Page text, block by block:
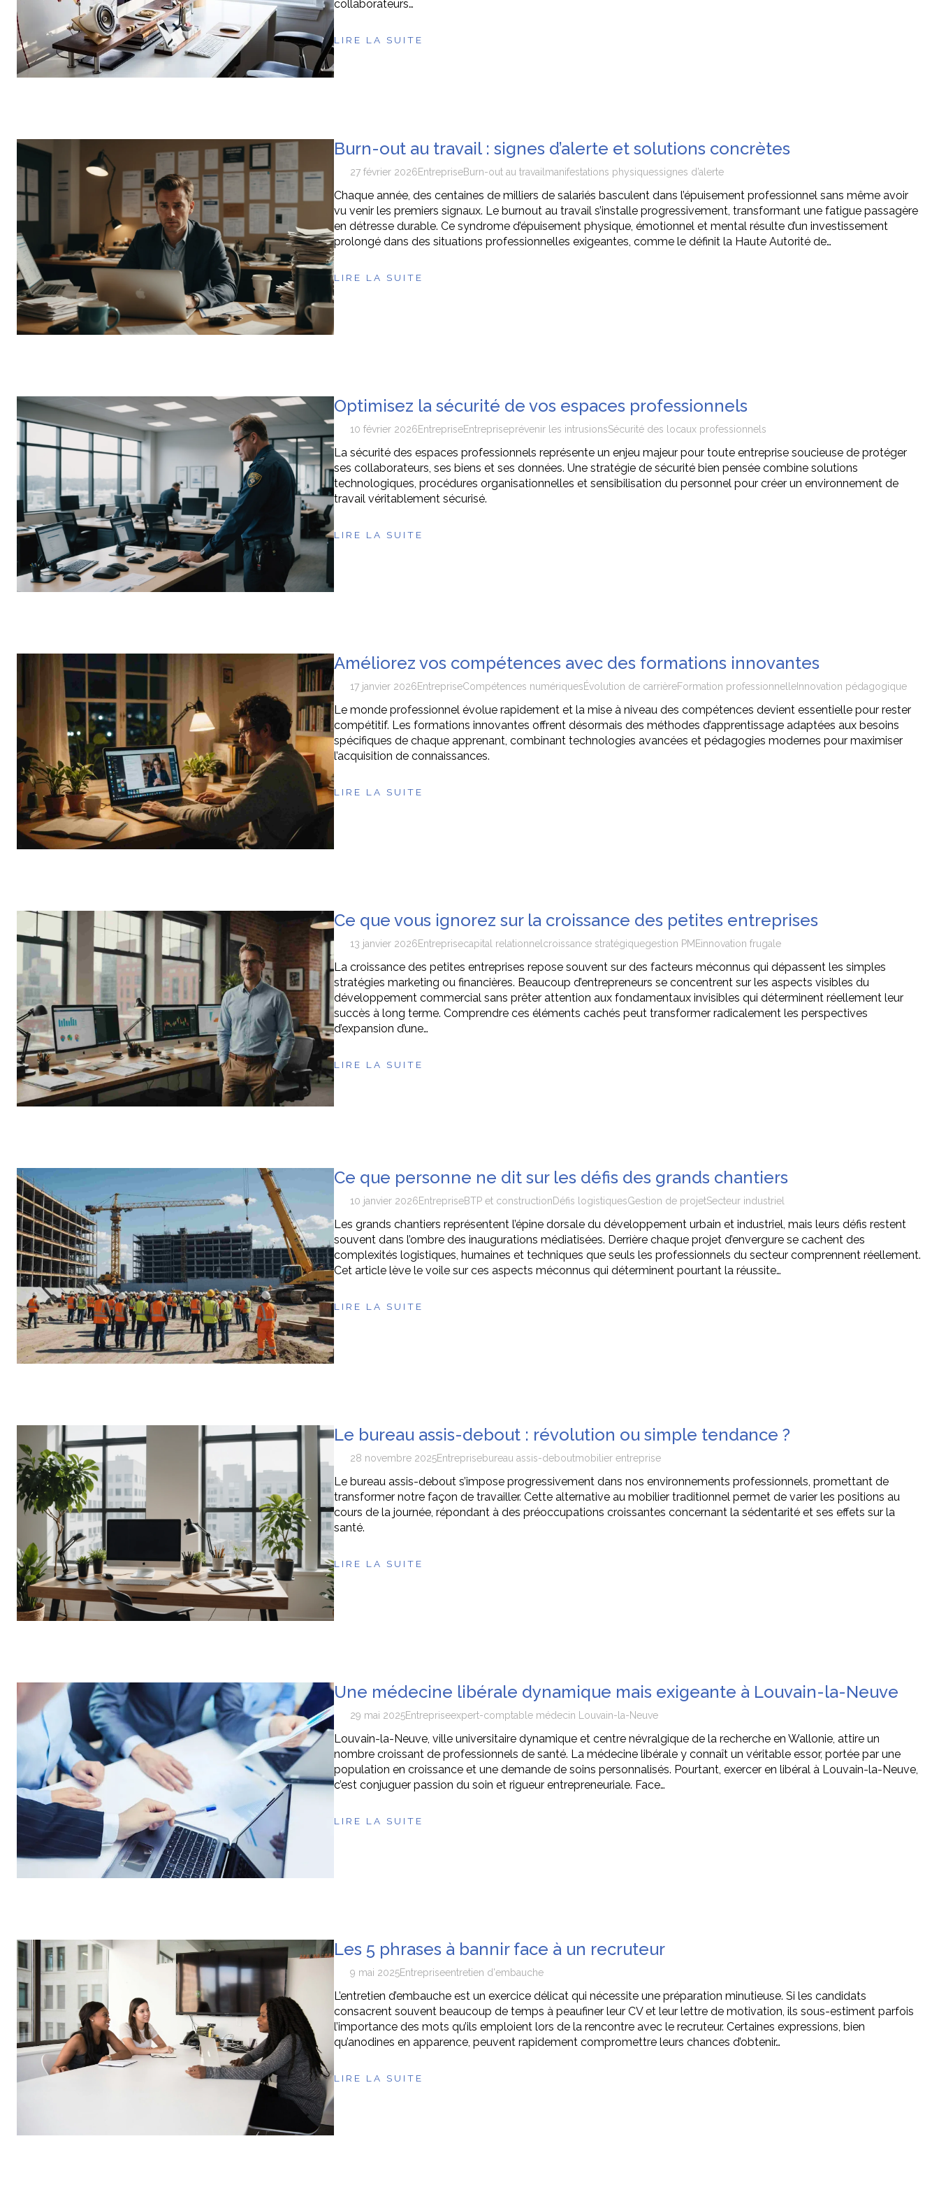
collaborateurs…
LIRE LA SUITE
Burn-out au travail : signes d’alerte et solutions concrètes
27 février 2026EntrepriseBurn-out au travail manifestations physiquessignes d’alerte
Chaque année, des centaines de milliers de salariés basculent dans l’épuisement professionnel sans même avoir
vu venir les premiers signaux. Le burnout au travail s’installe progressivement, transformant une fatigue passagère
en détresse durable. Ce syndrome d’épuisement physique, émotionnel et mental résulte d’un investissement
prolongé dans des situations professionnelles exigeantes, comme le définit la Haute Autorité de…
LIRE LA SUITE
Optimisez la sécurité de vos espaces professionnels
10 février 2026EntrepriseEntrepriseprévenir les intrusionsSécurité des locaux professionnels
La sécurité des espaces professionnels représente un enjeu majeur pour toute entreprise soucieuse de protéger
ses collaborateurs, ses biens et ses données. Une stratégie de sécurité bien pensée combine solutions
technologiques, procédures organisationnelles et sensibilisation du personnel pour créer un environnement de
travail véritablement sécurisé.
LIRE LA SUITE
Améliorez vos compétences avec des formations innovantes
17 janvier 2026EntrepriseCompétences numériquesÉvolution de carrièreFormation professionnelle Innovation pédagogique
Le monde professionnel évolue rapidement et la mise à niveau des compétences devient essentielle pour rester
compétitif. Les formations innovantes offrent désormais des méthodes d’apprentissage adaptées aux besoins
spécifiques de chaque apprenant, combinant technologies avancées et pédagogies modernes pour maximiser
l’acquisition de connaissances.
LIRE LA SUITE
Ce que vous ignorez sur la croissance des petites entreprises
13 janvier 2026Entreprisecapital relationnel croissance stratégiquegestion PMEinnovation frugale
La croissance des petites entreprises repose souvent sur des facteurs méconnus qui dépassent les simples
stratégies marketing ou financières. Beaucoup d’entrepreneurs se concentrent sur les aspects visibles du
développement commercial sans prêter attention aux fondamentaux invisibles qui déterminent réellement leur
succès à long terme. Comprendre ces éléments cachés peut transformer radicalement les perspectives
d’expansion d’une…
LIRE LA SUITE
Ce que personne ne dit sur les défis des grands chantiers
10 janvier 2026EntrepriseBTP et constructionDéfis logistiquesGestion de projetSecteur industriel
Les grands chantiers représentent l’épine dorsale du développement urbain et industriel, mais leurs défis restent
souvent dans l’ombre des inaugurations médiatisées. Derrière chaque projet d’envergure se cachent des
complexités logistiques, humaines et techniques que seuls les professionnels du secteur comprennent réellement.
Cet article lève le voile sur ces aspects méconnus qui déterminent pourtant la réussite…
LIRE LA SUITE
Le bureau assis-debout : révolution ou simple tendance ?
28 novembre 2025Entreprisebureau assis-deboutmobilier entreprise
Le bureau assis-debout s’impose progressivement dans nos environnements professionnels, promettant de
transformer notre façon de travailler. Cette alternative au mobilier traditionnel permet de varier les positions au
cours de la journée, répondant à des préoccupations croissantes concernant la sédentarité et ses effets sur la
santé.
LIRE LA SUITE
Une médecine libérale dynamique mais exigeante à Louvain-la-Neuve
29 mai 2025Entrepriseexpert-comptable médecin Louvain-la-Neuve
Louvain-la-Neuve, ville universitaire dynamique et centre névralgique de la recherche en Wallonie, attire un
nombre croissant de professionnels de santé. La médecine libérale y connaît un véritable essor, portée par une
population en croissance et une demande de soins personnalisés. Pourtant, exercer en libéral à Louvain-la-Neuve,
c’est conjuguer passion du soin et rigueur entrepreneuriale. Face…
LIRE LA SUITE
Les 5 phrases à bannir face à un recruteur
9 mai 2025Entrepriseentretien d'embauche
L’entretien d’embauche est un exercice délicat qui nécessite une préparation minutieuse. Si les candidats
consacrent souvent beaucoup de temps à peaufiner leur CV et leur lettre de motivation, ils sous-estiment parfois
l’importance des mots qu’ils emploient lors de la rencontre avec le recruteur. Certaines expressions, bien
qu’anodines en apparence, peuvent rapidement compromettre leurs chances d’obtenir…
LIRE LA SUITE